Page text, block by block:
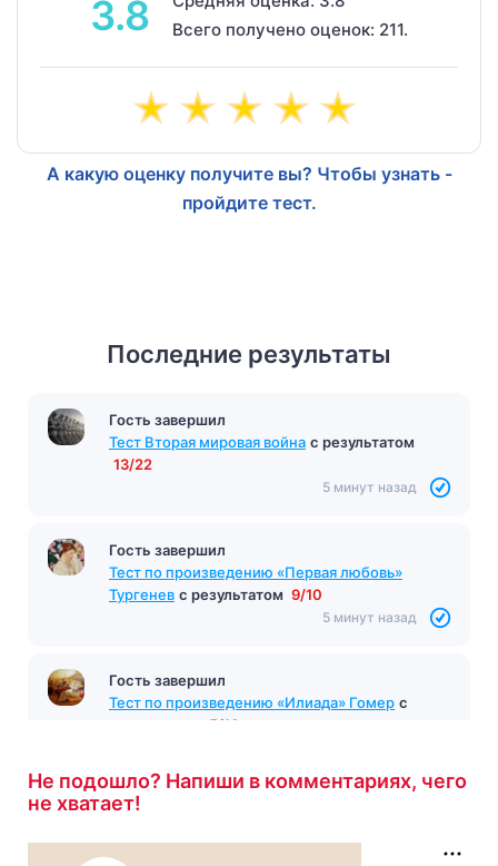
3.8
Всего получено оценок: 211.
А какую оценку получите вы? Чтобы узнать -
пройдите тест.
Последние результаты
Гость завершил
Тест Вторая мировая война с результатом
13/22
5 минут назад
Гость завершил
Тест по произведению «Первая любовь»
Тургенев с результатом 9/10
5 минут назад
Гость завершил
Тест по произведению «Илиада» Гомер с
5/10
Не подошло? Напиши в комментариях, чего
не хватает!